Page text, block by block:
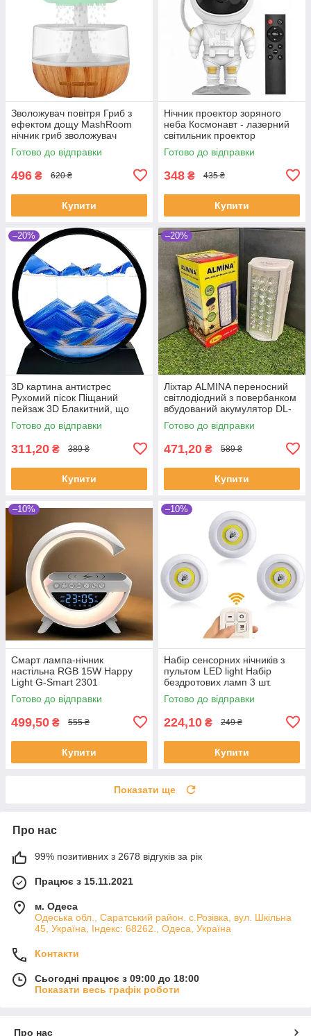
Зволожувач повітря Гриб з
ефектом дощу MashRoom
нічник гриб зволожувач
Готово до відправки
496 ₴ 620 ₴
Купити
Нічник проектор зоряного
неба Космонавт - лазерний
світильник проектор
астронавт з пультом і
таймером
Готово до відправки
348 ₴ 435 ₴
Купити
–20%
3D картина антистрес
Рухомий пісок Піщаний
пейзаж 3D Блакитний, що
рухається
Готово до відправки
311,20 ₴ 389 ₴
Купити
–20%
Ліхтар ALMINA переносний
світлодіодний з повербанком
вбудований акумулятор DL-
2606 30000 MAH, 24 L
Готово до відправки
471,20 ₴ 589 ₴
Купити
–10%
Смарт лампа-нічник
настільна RGB 15W Happy
Light G-Smart 2301
Готово до відправки
499,50 ₴ 555 ₴
Купити
–10%
Набір сенсорних нічників з
пультом LED light Набір
бездротових ламп 3 шт.
Готово до відправки
224,10 ₴ 249 ₴
Купити
Показати ще
Про нас
99% позитивних з 2678 відгуків за рік
Працює з 15.11.2021
м. Одеса
Одеська обл., Саратський район. с.Розівка, вул. Шкільна
45, Україна, Індекс: 68262., Одеса, Україна
Контакти
Сьогодні працює з 09:00 до 18:00
Показати весь графік роботи
Про нас